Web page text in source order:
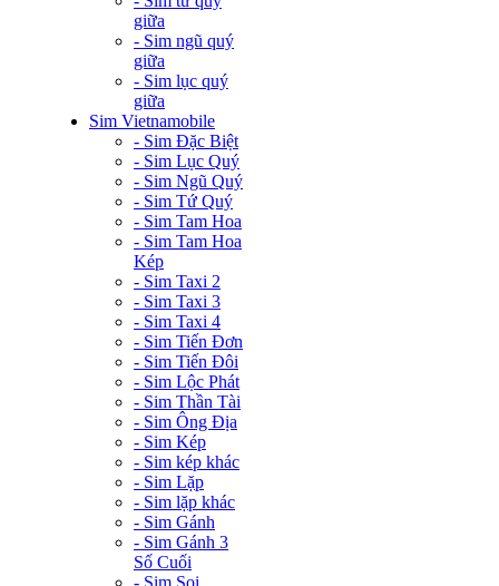
giữa
- Sim ngũ quý
giữa
- Sim lục quý
giữa
Sim Vietnamobile
- Sim Đặc Biệt
- Sim Lục Quý
- Sim Ngũ Quý
- Sim Tứ Quý
- Sim Tam Hoa
- Sim Tam Hoa
Kép
- Sim Taxi 2
- Sim Taxi 3
- Sim Taxi 4
- Sim Tiến Đơn
- Sim Tiến Đôi
- Sim Lộc Phát
- Sim Thần Tài
- Sim Ông Địa
- Sim Kép
- Sim kép khác
- Sim Lặp
- Sim lặp khác
- Sim Gánh
- Sim Gánh 3
Số Cuối
- Sim Soi